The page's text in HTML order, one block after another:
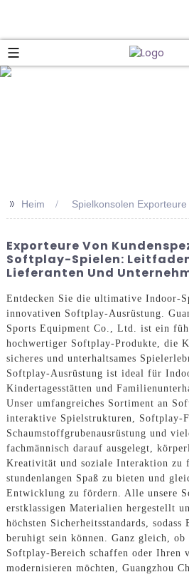
>> Heim Spielkonsolen Exporteure
Exporteure Von
Softplay-Spielen:
Lieferanten Und
Entdecken Sie die ultimative Indoor-
innovativen Softplay-Ausrüstung.
Sports Equipment Co., Ltd. ist ein
hochwertiger Softplay-Produkte, die
sicheres und unterhaltsames
Softplay-Ausrüstung ist ideal für
Kindertagesstätten und
Unser umfangreiches Sortiment an
interaktive Spielstrukturen, Softplay-
Schaumstoffgrubenausrüstung und
fachmännisch darauf ausgelegt,
Kreativität und soziale Interaktion zu
stundenlangen Spaß zu bieten und
Entwicklung zu fördern. Alle unsere
erstklassigen Materialien hergestellt
höchsten Sicherheitsstandards,
beruhigt sein können. Ganz gleich, ob
Softplay-Bereich schaffen oder Ihren
modernisieren möchten, Guangzhou